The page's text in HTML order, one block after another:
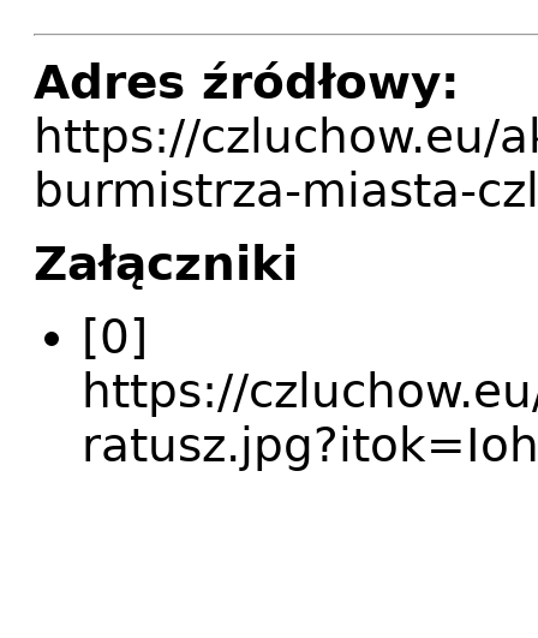
Adres źródłowy:
https://czluchow.eu/
burmistrza-miasta-
Załączniki
[0]
https://